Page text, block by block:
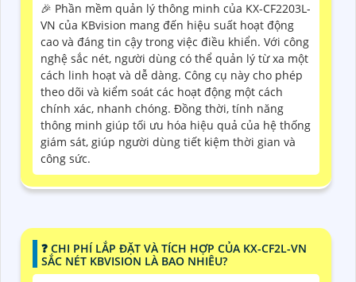
️🎉 Phần mềm quản lý thông minh của KX-CF2203L-
VN của KBvision mang đến hiệu suất hoạt động
cao và đáng tin cậy trong việc điều khiển. Với công
nghệ sắc nét, người dùng có thể quản lý từ xa một
cách linh hoạt và dễ dàng. Công cụ này cho phép
theo dõi và kiểm soát các hoạt động một cách
chính xác, nhanh chóng. Đồng thời, tính năng
thông minh giúp tối ưu hóa hiệu quả của hệ thống
giám sát, giúp người dùng tiết kiệm thời gian và
công sức.
❓ CHI PHÍ LẮP ĐẶT VÀ TÍCH HỢP CỦA KX-CF2L-VN
SẮC NÉT KBVISION LÀ BAO NHIÊU?